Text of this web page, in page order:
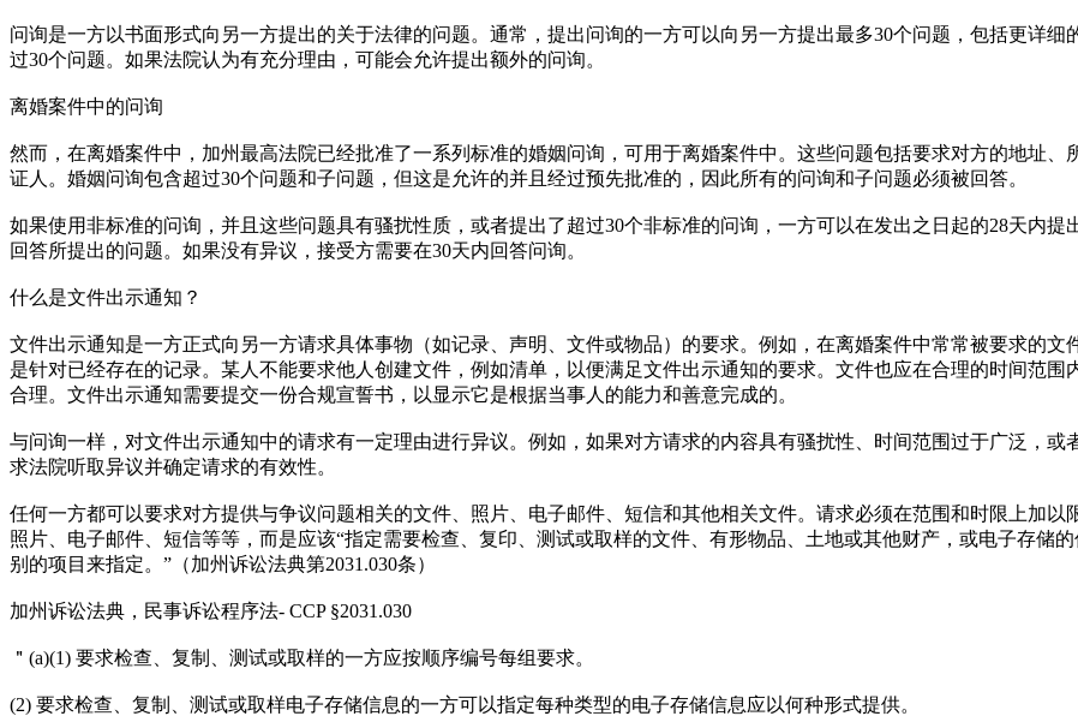
问询是一方以书面形式向另一方提出的关于法律的问题。通常，提出问询的一方可以向另一方提出最多30个问题，包括更详
过30个问题。如果法院认为有充分理由，可能会允许提出额外的问询。
离婚案件中的问询
然而，在离婚案件中，加州最高法院已经批准了一系列标准的婚姻问询，可用于离婚案件中。这些问题包括要求对方的地址
证人。婚姻问询包含超过30个问题和子问题，但这是允许的并且经过预先批准的，因此所有的问询和子问题必须被回答。
如果使用非标准的问询，并且这些问题具有骚扰性质，或者提出了超过30个非标准的问询，一方可以在发出之日起的28天内
回答所提出的问题。如果没有异议，接受方需要在30天内回答问询。
什么是文件出示通知？
文件出示通知是一方正式向另一方请求具体事物（如记录、声明、文件或物品）的要求。例如，在离婚案件中常常被要求的
是针对已经存在的记录。某人不能要求他人创建文件，例如清单，以便满足文件出示通知的要求。文件也应在合理的时间范
合理。文件出示通知需要提交一份合规宣誓书，以显示它是根据当事人的能力和善意完成的。
与问询一样，对文件出示通知中的请求有一定理由进行异议。例如，如果对方请求的内容具有骚扰性、时间范围过于广泛，
求法院听取异议并确定请求的有效性。
任何一方都可以要求对方提供与争议问题相关的文件、照片、电子邮件、短信和其他相关文件。请求必须在范围和时限上加以
照片、电子邮件、短信等等，而是应该“指定需要检查、复印、测试或取样的文件、有形物品、土地或其他财产，或电子存储
别的项目来指定。”（加州诉讼法典第2031.030条）
加州诉讼法典，民事诉讼程序法- CCP §2031.030
＂(a)(1) 要求检查、复制、测试或取样的一方应按顺序编号每组要求。
(2) 要求检查、复制、测试或取样电子存储信息的一方可以指定每种类型的电子存储信息应以何种形式提供。